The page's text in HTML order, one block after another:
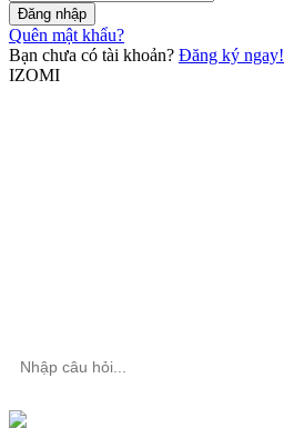
Đăng nhập
Quên mật khẩu?
Bạn chưa có tài khoản? Đăng ký ngay!
IZOMI